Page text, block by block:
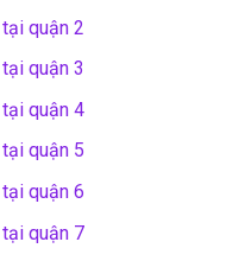
quận 2
quận 3
quận 4
quận 5
quận 6
quận 7